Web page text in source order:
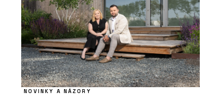
NOVINKY A NÁZORY